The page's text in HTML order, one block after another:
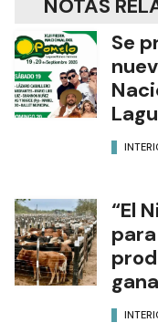
NOTAS
Se
“El